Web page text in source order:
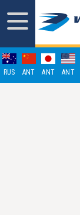
RUS ANT ANT ANT